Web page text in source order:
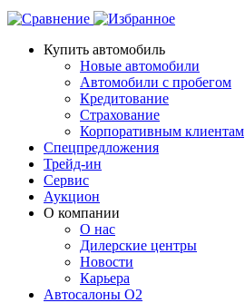
Купить автомобиль
Новые автомобили
Автомобили с пробегом
Кредитование
Страхование
Корпоративным клиентам
Спецпредложения
Трейд-ин
Сервис
Аукцион
О компании
О нас
Дилерские центры
Новости
Карьера
Автосалоны O2